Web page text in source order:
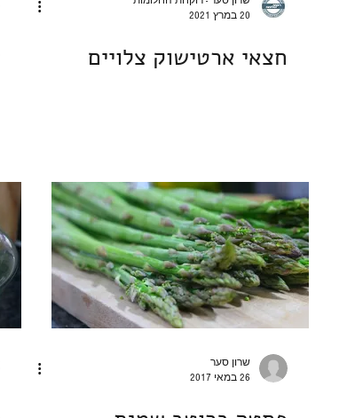
20 במרץ 2021
חצאי ארטישוק צלויים
שרון סער
26 במאי 2017